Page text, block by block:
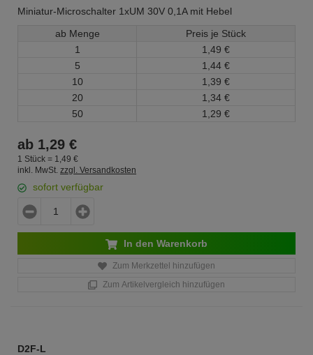
Miniatur-Microschalter 1xUM 30V 0,1A mit Hebel
ab Menge
Preis je Stück
1
1, 49 €
5
1, 44 €
10
1, 39 €
20
1, 34 €
50
1, 29 €
ab 1,29 €
1 Stück = 1, 49 €
inkl. MwSt. zzgl. Versandkosten
sofort verfügbar
In den Warenkorb
Zum Merkzettel hinzufügen
Zum Artikelvergleich hinzufügen
D2F-L